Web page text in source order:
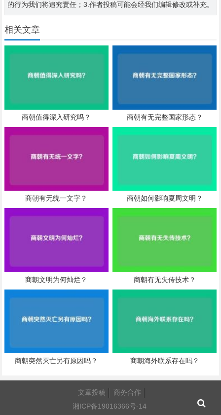
的行为我们将追究责任；3.作者投稿可能会经我们编辑修改或补充。
相关文章
商朝值得深入研究吗？ 商朝有无完整国家形态？
商朝有无统一文字？ 商朝如何影响夏周文明？
商朝文明为何灿烂？ 商朝有无失传技术？
商朝突然灭亡另有原因吗？ 商朝海外联系存在吗？
文章投稿
商务合作
湘ICP备19016366号-14